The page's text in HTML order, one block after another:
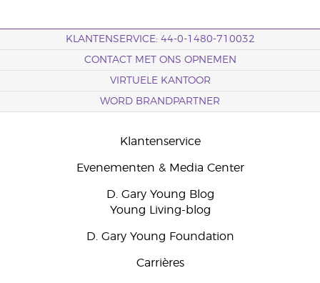
KLANTENSERVICE: 44-0-1480-710032
CONTACT MET ONS OPNEMEN
VIRTUELE KANTOOR
WORD BRANDPARTNER
Klantenservice
Evenementen & Media Center
D. Gary Young Blog
Young Living-blog
D. Gary Young Foundation
Carrières